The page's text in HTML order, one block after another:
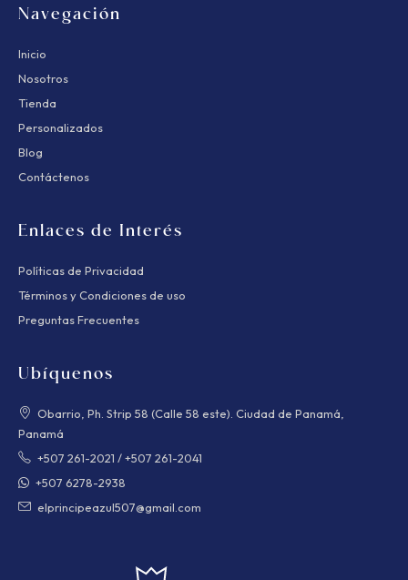
Navegación
Inicio
Nosotros
Tienda
Personalizados
Blog
Contáctenos
Enlaces de Interés
Políticas de Privacidad
Términos y Condiciones de uso
Preguntas Frecuentes
Ubíquenos
Obarrio, Ph. Strip 58 (Calle 58 este). Ciudad de Panamá,
Panamá
+507 261-2021 /+507 261-2041
+507 6278-2938
elprincipeazul507@gmail.com